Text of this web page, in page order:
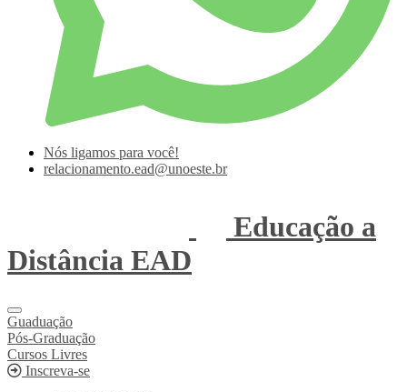
Nós ligamos para você!
relacionamento.ead@unoeste.br
Educação a
Distância EAD
Guaduação
Pós-Graduação
Cursos Livres
Inscreva-se